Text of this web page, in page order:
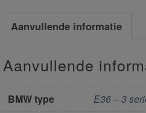
Aanvullende informatie
Aanvullende
BMW type E36 – 3